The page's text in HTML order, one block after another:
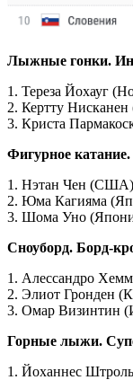
Лыжные гонки.
1. Тереза Йохауг
2. Кертту
3. Криста
Фигурное
1. Нэтан Чен (США)
2. Юма Кагияма
3. Шома Уно
Сноуборд. Борд-
1. Алессандро
2. Элиот Гронден
3. Омар Визинтин
Горные лыжи.
1. Йоханнес